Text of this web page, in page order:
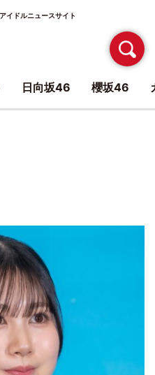
イドルニュースサイト
日向坂46 櫻坂46